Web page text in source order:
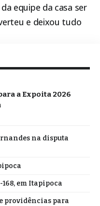
equipe da casa ser
e deixou tudo
a Expoita 2026
na disputa
em Itapipoca
providências para